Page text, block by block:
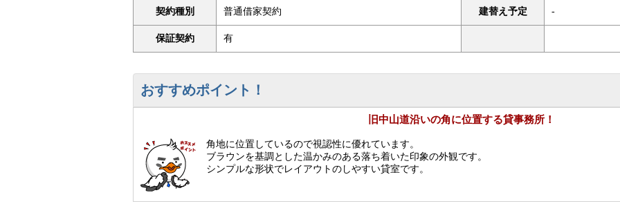
契約種別 普通借家契約 建替え予定 -
保証契約 有
おすすめポイント！
旧中山道沿いの角に位置する貸事務所！
角地に位置しているので視認性に優れています。
ブラウンを基調とした温かみのある落ち着いた印象の外観です。
シンプルな形状でレイアウトのしやすい貸室です。